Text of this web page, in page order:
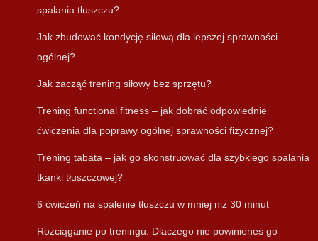
spalania tłuszczu?
Jak zbudować kondycję siłową dla lepszej sprawności
ogólnej?
Jak zacząć trening siłowy bez sprzętu?
Trening functional fitness – jak dobrać odpowiednie
ćwiczenia dla poprawy ogólnej sprawności fizycznej?
Trening tabata – jak go skonstruować dla szybkiego spalania
tkanki tłuszczowej?
6 ćwiczeń na spalenie tłuszczu w mniej niż 30 minut
Rozciąganie po treningu: Dlaczego nie powinieneś go